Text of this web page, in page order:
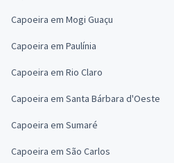
Capoeira em Mogi Guaçu
Capoeira em Paulínia
Capoeira em Rio Claro
Capoeira em Santa Bárbara d'Oeste
Capoeira em Sumaré
Capoeira em São Carlos